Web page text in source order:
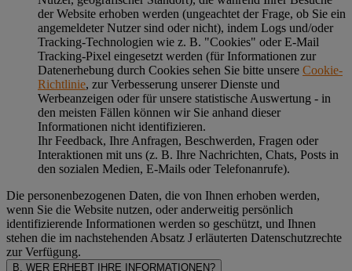
der Website erhoben werden (ungeachtet der Frage, ob Sie ein
angemeldeter Nutzer sind oder nicht), indem Logs und/oder
Tracking-Technologien wie z. B. "Cookies" oder E-Mail
Tracking-Pixel eingesetzt werden (für Informationen zur
Datenerhebung durch Cookies sehen Sie bitte unsere Cookie-
Richtlinie, zur Verbesserung unserer Dienste und
Werbeanzeigen oder für unsere statistische Auswertung - in
den meisten Fällen können wir Sie anhand dieser
Informationen nicht identifizieren.
Ihr Feedback, Ihre Anfragen, Beschwerden, Fragen oder
Interaktionen mit uns (z. B. Ihre Nachrichten, Chats, Posts in
den sozialen Medien, E-Mails oder Telefonanrufe).
Die personenbezogenen Daten, die von Ihnen erhoben werden,
wenn Sie die Website nutzen, oder anderweitig persönlich
identifizierende Informationen werden so geschützt, und Ihnen
stehen die im nachstehenden Absatz J erläuterten Datenschutzrechte
zur Verfügung.
B. WER ERHEBT IHRE INFORMATIONEN?